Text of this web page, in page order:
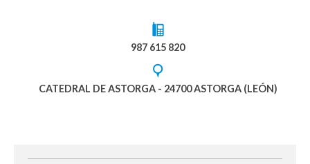
987 615 820
CATEDRAL DE ASTORGA - 24700 ASTORGA (LEÓN)